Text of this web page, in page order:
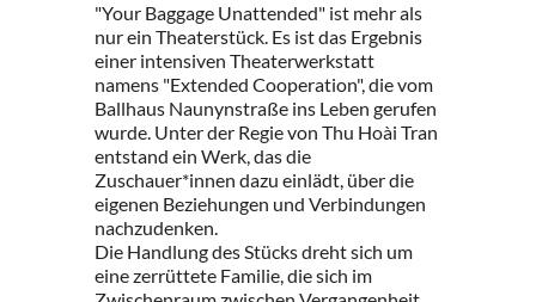
"Your Baggage Unattended" ist mehr als
nur ein Theaterstück. Es ist das Ergebnis
einer intensiven Theaterwerkstatt
namens "Extended Cooperation", die vom
Ballhaus Naunynstraße ins Leben gerufen
wurde. Unter der Regie von Thu Hoài Tran
entstand ein Werk, das die
Zuschauer*innen dazu einlädt, über die
eigenen Beziehungen und Verbindungen
nachzudenken.
Die Handlung des Stücks dreht sich um
eine zerrüttete Familie, die sich im